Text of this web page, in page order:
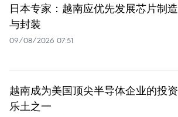
日本专家：越南应优先发展芯片制造
与封装
09/08/2026 07:51
越南成为美国顶尖半导体企业的投资
乐土之一